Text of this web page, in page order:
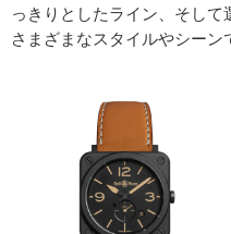
っきりとしたライン、そして
さまざまなスタイルやシーン